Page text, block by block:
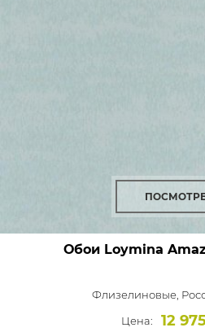
Обои Loymina
Флизелиновые,
Цена:
12